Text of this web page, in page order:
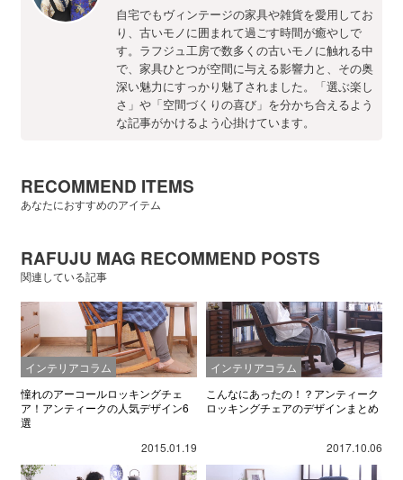
自宅でもヴィンテージの家具や雑貨を愛用してお
り、古いモノに囲まれて過ごす時間が癒やしで
す。ラフジュ工房で数多くの古いモノに触れる中
で、家具ひとつが空間に与える影響力と、その奥
深い魅力にすっかり魅了されました。「選ぶ楽し
さ」や「空間づくりの喜び」を分かち合えるよう
な記事がかけるよう心掛けています。
RECOMMEND ITEMS
あなたにおすすめのアイテム
RAFUJU MAG RECOMMEND POSTS
関連している記事
インテリアコラム
憧れのアーコールロッキングチェ
ア！アンティークの人気デザイン6
選
2015.01.19
インテリアコラム
こんなにあったの！？アンティーク
ロッキングチェアのデザインまとめ
2017.10.06